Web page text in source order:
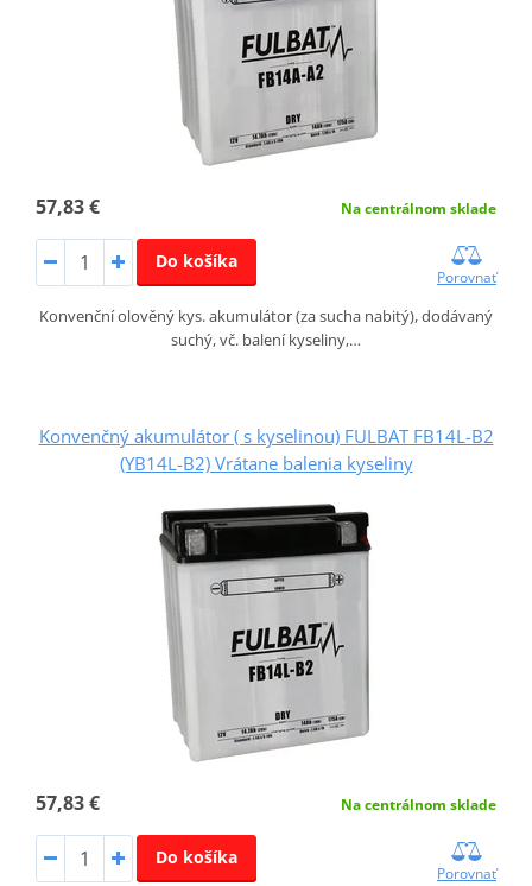
57,83 € Na centrálnom sklade
Do košíka
Porovnať
Konvenční olověný kys. akumulátor (za sucha nabitý), dodávaný
suchý, vč. balení kyseliny,…
Konvenčný akumulátor ( s kyselinou) FULBAT FB14L-B2
(YB14L-B2) Vrátane balenia kyseliny
57,83 € Na centrálnom sklade
Do košíka
Porovnať